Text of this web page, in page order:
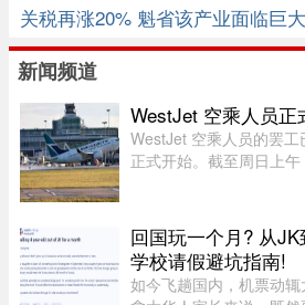
关税再涨20% 魁省该产业面临巨
新闻频道
WestJet 空乘人员正
WestJet 空乘人员的罢
正式开始。截至周日上
回国玩一个月? 从
学校请假避坑指南!
如今飞趟国内，机票动